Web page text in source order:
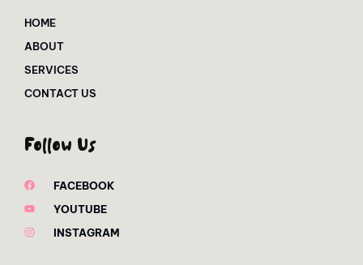
HOME
ABOUT
SERVICES
CONTACT US
Follow Us
FACEBOOK
YOUTUBE
INSTAGRAM